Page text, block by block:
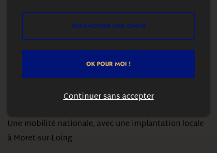
EVERY DAY EVENT
Pourquoi confier votre projet
à Every Day Event ?
Une agence à taille humaine, réactive et disponible
Une parfaite compréhension du monde de l’entreprise
Une mobilité nationale, avec une implantation locale
à Moret-sur-Loing
PARAMÉTRER MES CHOIX
OK POUR MOI !
Continuer sans accepter